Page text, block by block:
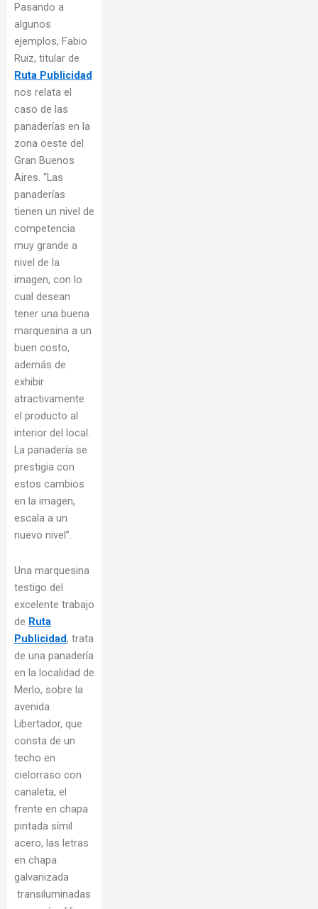
Pasando a
algunos
ejemplos, Fabio
Ruiz, titular de
Ruta Publicidad
nos relata el
caso de las
panaderías en la
zona oeste del
Gran Buenos
Aires. “Las
panaderías
tienen un nivel de
competencia
muy grande a
nivel de la
imagen, con lo
cual desean
tener una buena
marquesina a un
buen costo,
además de
exhibir
atractivamente
el producto al
interior del local.
La panadería se
prestigia con
estos cambios
en la imagen,
escala a un
nuevo nivel”.
Una marquesina
testigo del
excelente trabajo
de Ruta
Publicidad, trata
de una panadería
en la localidad de
Merlo, sobre la
avenida
Libertador, que
consta de un
techo en
cielorraso con
canaleta, el
frente en chapa
pintada símil
acero, las letras
en chapa
galvanizada
transiluminadas